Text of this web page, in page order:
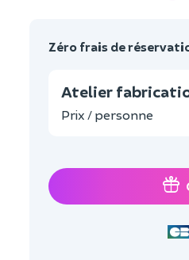
Zéro frais de
Atelier
Prix / personne